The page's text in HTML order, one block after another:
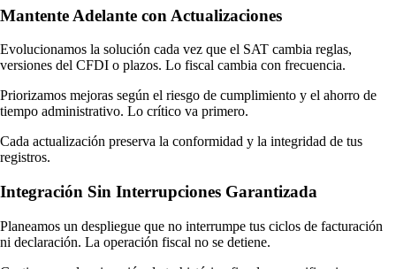
Lo que cambia cuando el sistema asume el control se nota desde el
primer mes:
Cero recaptura:la información entra una sola vez y fluye hacia la
Reglas siempre actualizadas:
la miscelánea.
Trazabilidad total:cada movimiento queda registrado con fecha y
respaldo, así que una aclaración deja de ser una búsqueda a ciegas.
Mantente Adelante con Actualizaciones
Evolucionamos la solución cada vez que el SAT cambia reglas,
versiones del CFDI o plazos. Lo fiscal cambia con frecuencia.
Priorizamos mejoras según el riesgo de cumplimiento y el ahorro de
tiempo administrativo. Lo crítico va primero.
Cada actualización preserva la conformidad y la integridad de tus
registros.
Integración Sin Interrupciones Garantizada
Planeamos un despliegue que no interrumpe tus ciclos de facturación
ni declaración. La operación fiscal no se detiene.